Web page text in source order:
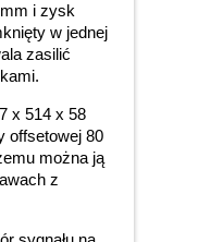
i zysk
w jednej
zasilić
x 514 x 58
offsetowej 80
można ją
z